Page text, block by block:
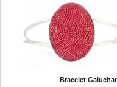
Bracelet